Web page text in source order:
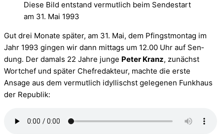
Diese Bild entstand vermutlich beim Sendestart
am 31. Mai 1993
Gut drei Monate spä­ter, am 31. Mai, dem Pfingst­mon­tag im
Jahr 1993 gin­gen wir dann mit­tags um 12.00 Uhr auf Sen­
dung. Der damals 22 Jahre junge Peter Kranz, zunächst
Wort­chef und spä­ter Chef­re­dak­teur, machte die erste
Ansage aus dem ver­mut­lich idyl­lischst gele­ge­nen Funk­haus
der Republik: